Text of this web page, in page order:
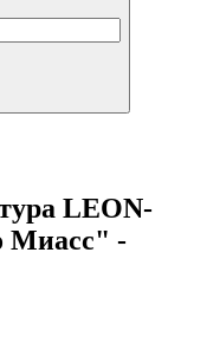
LEON-
Миасс" -